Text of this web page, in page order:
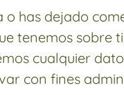
o has dejado
tenemos sobre
cualquier
con fines